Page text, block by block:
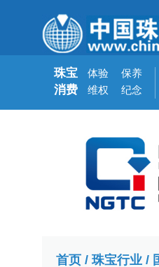
珠宝
消费
体验
维权
保养
纪念
首页 / 珠宝行业 /